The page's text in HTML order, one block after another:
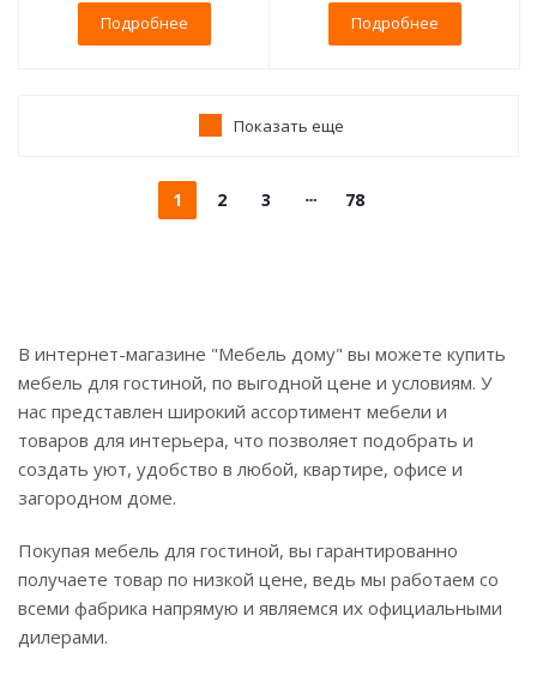
Подробнее Подробнее
Показать еще
1 2 3 78
В интернет-магазине "Мебель дому" вы можете купить
мебель для гостиной, по выгодной цене и условиям. У
нас представлен широкий ассортимент мебели и
товаров для интерьера, что позволяет подобрать и
создать уют, удобство в любой, квартире, офисе и
загородном доме.
Покупая мебель для гостиной, вы гарантированно
получаете товар по низкой цене, ведь мы работаем со
всеми фабрика напрямую и являемся их официальными
дилерами.